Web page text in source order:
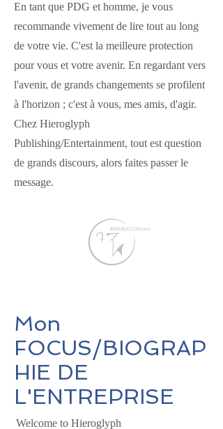
En tant que PDG et homme, je vous
recommande vivement de lire tout au long
de votre vie. C'est la meilleure protection
pour vous et votre avenir. En regardant vers
l'avenir, de grands changements se profilent
à l'horizon ; c'est à vous, mes amis, d'agir.
Chez Hieroglyph
Publishing/Entertainment, tout est question
de grands discours, alors faites passer le
message.
Mon
FOCUS/BIOGRAP
HIE DE
L'ENTREPRISE
Welcome to Hieroglyph